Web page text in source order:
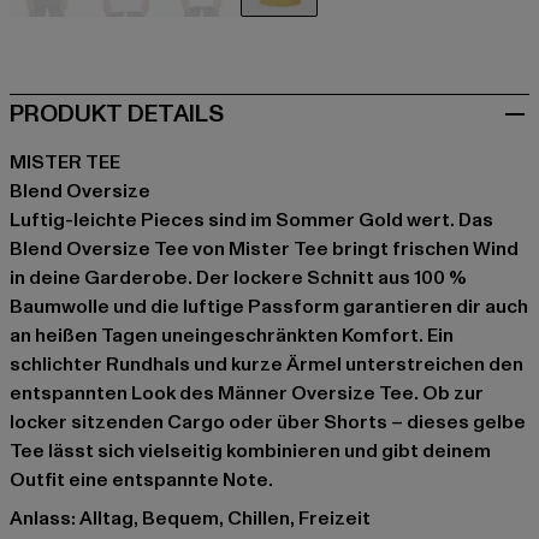
PRODUKT DETAILS
MISTER TEE
Blend Oversize
Luftig-leichte Pieces sind im Sommer Gold wert. Das
Blend Oversize Tee von Mister Tee bringt frischen Wind
in deine Garderobe. Der lockere Schnitt aus 100 %
Baumwolle und die luftige Passform garantieren dir auch
an heißen Tagen uneingeschränkten Komfort. Ein
schlichter Rundhals und kurze Ärmel unterstreichen den
entspannten Look des Männer Oversize Tee. Ob zur
locker sitzenden Cargo oder über Shorts – dieses gelbe
Tee lässt sich vielseitig kombinieren und gibt deinem
Outfit eine entspannte Note.
Anlass: Alltag, Bequem, Chillen, Freizeit